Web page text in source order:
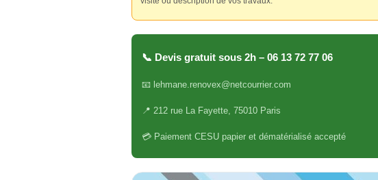
📞 Devis gratuit sous 2h – 06 13 72 77 06
📧 lehmane.renovex@netcourrier.com
📍 212 rue La Fayette, 75010 Paris
💳 Paiement CESU papier et dématérialisé accepté